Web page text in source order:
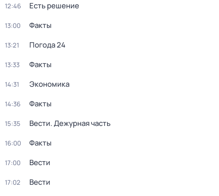
12:46 Есть решение
13:00 Факты
13:21 Погода 24
13:33 Факты
14:31 Экономика
14:36 Факты
15:35 Вести. Дежурная часть
16:00 Факты
17:00 Вести
17:02 Вести